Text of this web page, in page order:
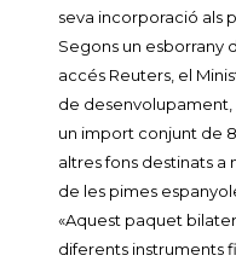
seva incorporació als
Segons un esborrany
accés Reuters, el
de
un import conjunt de
altres fons destinats a
de les pimes
«Aquest paquet
diferents instruments